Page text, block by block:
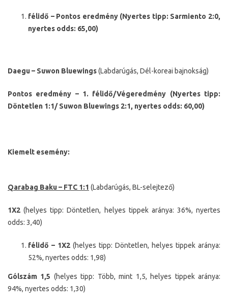
félidő – Pontos eredmény (Nyertes tipp: Sarmiento 2:0,
nyertes odds: 65,00)
Daegu – Suwon Bluewings(Labdarúgás, Dél-koreai bajnokság)
Pontos eredmény – 1. félidő/Végeredmény (Nyertes tipp:
Döntetlen 1:1/ Suwon Bluewings 2:1, nyertes odds: 60,00)
Kiemelt esemény:
Qarabag Baku – FTC 1:1 (Labdarúgás, BL-selejtező)
1X2 (helyes tipp: Döntetlen, helyes tippek aránya: 36%, nyertes
odds: 3,40)
félidő – 1X2 (helyes tipp: Döntetlen, helyes tippek aránya:
52%, nyertes odds: 1,98)
Gólszám 1,5 (helyes tipp: Több, mint 1,5, helyes tippek aránya:
94%, nyertes odds: 1,30)